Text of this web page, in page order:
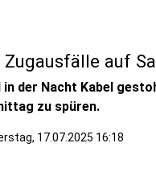
auf
der Nacht Kabel
zu spüren.
17.07.2025 16:18